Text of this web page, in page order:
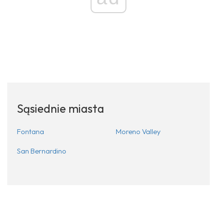
Sąsiednie miasta
Fontana Moreno Valley
San Bernardino